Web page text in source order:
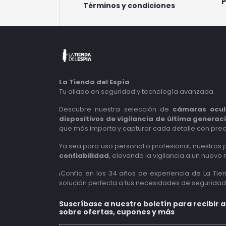
Términos y condiciones
La Tienda del Espía
Tu aliado en seguridad y tecnología avanzada.
Descubre nuestra selección de cámaras
dispositivos de vigilancia de última
que más importa y capturar cada detalle con
Ya sea para uso personal o profesional,
confiabilidad, elevando la vigilancia a un nuevo
¡Confía en los 34 años de experiencia de La
solución perfecta a tus necesidades de
Suscríbase a nuestro boletín para recibir
sobre ofertas, cupones y más